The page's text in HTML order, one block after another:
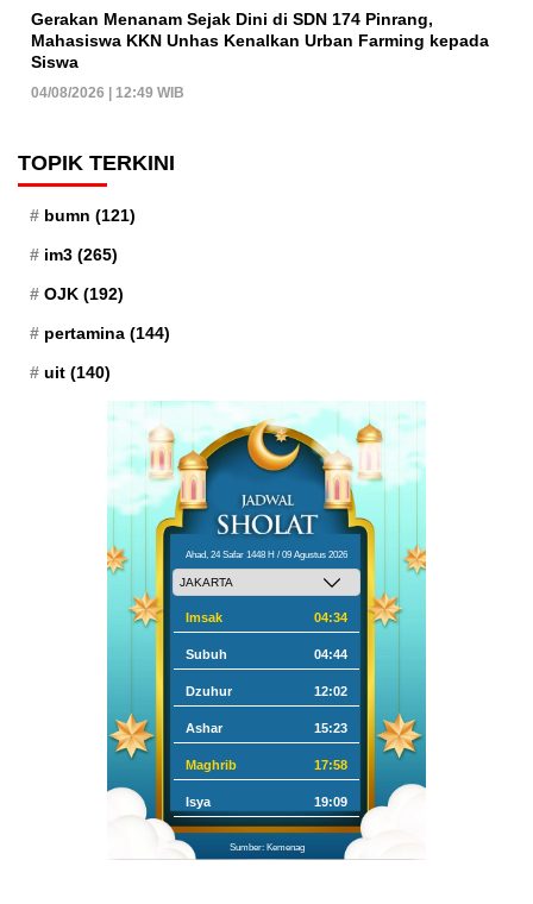
Gerakan Menanam Sejak Dini di SDN 174 Pinrang,
Mahasiswa KKN Unhas Kenalkan Urban Farming kepada
Siswa
04/08/2026 | 12:49 WIB
TOPIK TERKINI
bumn (121)
im3 (265)
OJK (192)
pertamina (144)
uit (140)
Ahad, 24 Safar 1448 H / 09 Agustus 2026
Imsak 04:34
Subuh 04:44
Dzuhur 12:02
Ashar 15:23
Maghrib 17:58
Isya 19:09
Sumber: Kemenag